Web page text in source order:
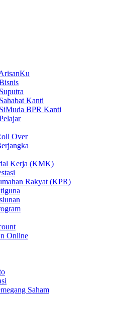
Kanti
BPR Kanti
Over
Kerja (KMK)
Rakyat (KPR)
Online
Saham